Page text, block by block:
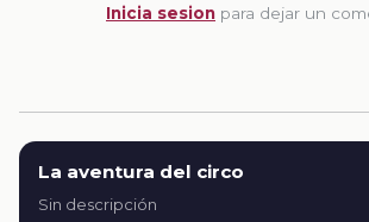
Inicia sesion para dejar un
La aventura del circo
Sin descripción